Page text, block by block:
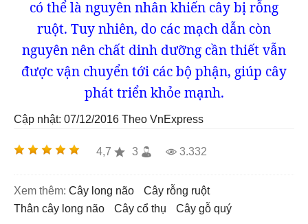
có thể là nguyên nhân khiến cây bị rỗng
ruột. Tuy nhiên, do các mạch dẫn còn
nguyên nên chất dinh dưỡng cần thiết vẫn
được vận chuyển tới các bộ phận, giúp cây
phát triển khỏe mạnh.
Cập nhật: 07/12/2016 Theo VnExpress
4,7 3 3.332
Xem thêm: cây long não
cây rỗng ruột
thân cây long não
cây cổ thụ cây gỗ quý